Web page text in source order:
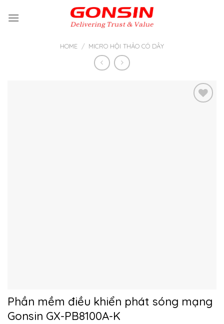
HOME / MICRO HỘI THẢO CÓ DÂY
Phần mềm điều khiển phát sóng mạng
Gonsin GX-PB8100A-K